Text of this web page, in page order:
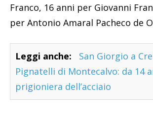
Franco, 16 anni per Giovanni
per Antonio Amaral Pacheco de
Leggi anche:
San Giorgio a
Pignatelli di Montecalvo: da 14
prigioniera dell’acciaio